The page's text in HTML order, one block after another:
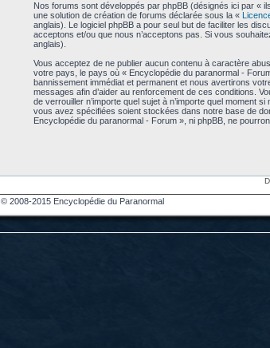
Nos forums sont développés par phpBB (désignés ici par «
une solution de création de forums déclarée sous la «
anglais). Le logiciel phpBB a pour seul but de faciliter les
acceptons et/ou que nous n’acceptons pas. Si vous
anglais).
Vous acceptez de ne publier aucun contenu à caractère
votre pays, le pays où « Encyclopédie du paranormal -
bannissement immédiat et permanent et nous avertirons
messages afin d’aider au renforcement de ces conditions.
de verrouiller n’importe quel sujet à n’importe quel moment
vous avez spécifiées soient stockées dans notre base de
Encyclopédie du paranormal - Forum », ni phpBB, ne
© 2008-2015 Encyclopédie du Paranormal